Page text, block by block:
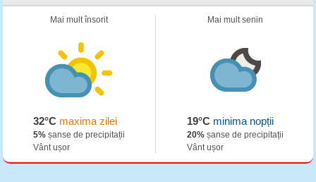
Mai mult însorit
32°C maxima zilei
5% șanse de precipitații
Vânt ușor
Mai mult senin
19°C minima nopții
20% șanse de precipitații
Vânt ușor